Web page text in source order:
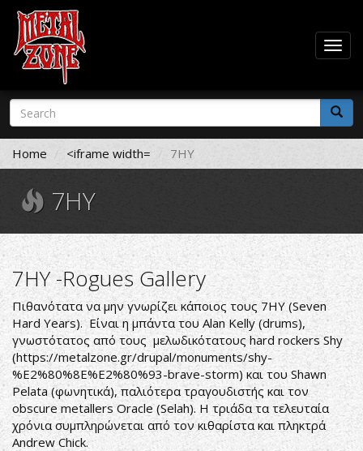
Skip
main
content
Search
form
Search
Home <iframe width= 7HY
7HY
7HY -Rogues Gallery
Πιθανότατα να μην γνωρίζει κάποιος τους 7ΗΥ (Seven
Hard Years). Είναι η μπάντα του Alan Kelly (drums),
γνωστότατος από τους μελωδικότατους hard rockers Shy
(https://metalzone.gr/drupal/monuments/shy-
%E2%80%8E%E2%80%93-brave-storm) και του Shawn
Pelata (φωνητικά), παλιότερα τραγουδιστής και τον
obscure metallers Oracle (Selah). Η τριάδα τα τελευταία
χρόνια συμπληρώνεται από τον κιθαρίστα και πληκτρά
Andrew Chick.